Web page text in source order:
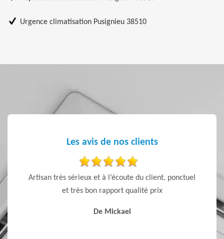
Urgence climatisation Pusignieu 38510
Les avis de nos clients
les
Artisan très sérieux et à l’écoute du client, ponctuel
et très bon rapport qualité prix
De Mickael